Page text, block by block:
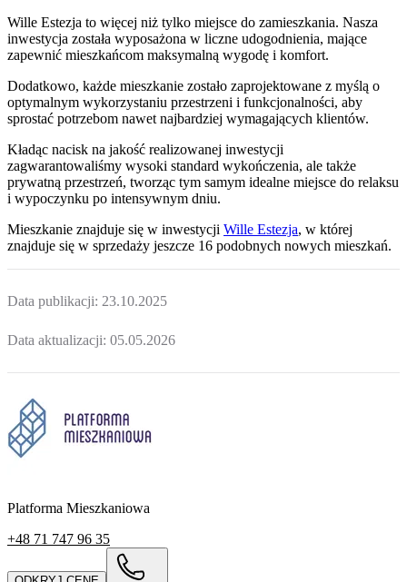
Wille Estezja to więcej niż tylko miejsce do zamieszkania. Nasza
inwestycja została wyposażona w liczne udogodnienia, mające
zapewnić mieszkańcom maksymalną wygodę i komfort.
Dodatkowo, każde mieszkanie zostało zaprojektowane z myślą o
optymalnym wykorzystaniu przestrzeni i funkcjonalności, aby
sprostać potrzebom nawet najbardziej wymagających klientów.
Kładąc nacisk na jakość realizowanej inwestycji
zagwarantowaliśmy wysoki standard wykończenia, ale także
prywatną przestrzeń, tworząc tym samym idealne miejsce do relaksu
i wypoczynku po intensywnym dniu.
Mieszkanie znajduje się w inwestycji Wille Estezja, w której
znajduje się w sprzedaży jeszcze 16 podobnych nowych mieszkań.
Data publikacji: 23.10.2025
Data aktualizacji: 05.05.2026
Platforma Mieszkaniowa
+48 71 747 96 35